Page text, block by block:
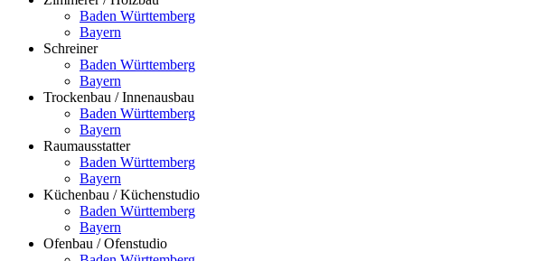
Baden Württemberg
Bayern
Schreiner
Baden Württemberg
Bayern
Trockenbau / Innenausbau
Baden Württemberg
Bayern
Raumausstatter
Baden Württemberg
Bayern
Küchenbau / Küchenstudio
Baden Württemberg
Bayern
Ofenbau / Ofenstudio